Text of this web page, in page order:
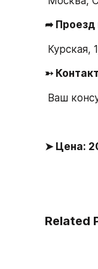
➦ Проезд
Курская,
➳
Ваш
➤ Цена:
Related